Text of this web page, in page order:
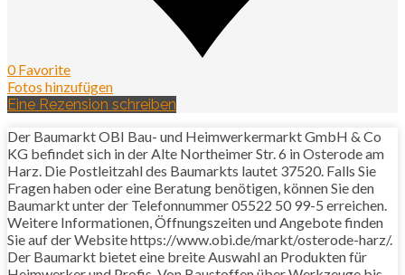
0 Favorite
Fotos hinzufügen
Eine Rezension schreiben
Der Baumarkt OBI Bau- und Heimwerkermarkt GmbH & Co
KG befindet sich in der Alte Northeimer Str. 6 in Osterode am
Harz. Die Postleitzahl des Baumarkts lautet 37520. Falls Sie
Fragen haben oder eine Beratung benötigen, können Sie den
Baumarkt unter der Telefonnummer 05522 50 99-5 erreichen.
Weitere Informationen, Öffnungszeiten und Angebote finden
Sie auf der Website https://www.obi.de/markt/osterode-harz/.
Der Baumarkt bietet eine breite Auswahl an Produkten für